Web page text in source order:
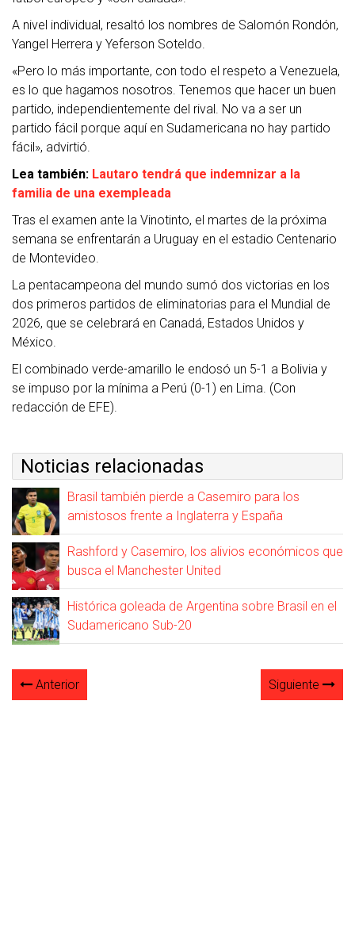
A nivel individual, resaltó los nombres de Salomón Rondón,
Yangel Herrera y Yeferson Soteldo.
«Pero lo más importante, con todo el respeto a Venezuela,
es lo que hagamos nosotros. Tenemos que hacer un buen
partido, independientemente del rival. No va a ser un
partido fácil porque aquí en Sudamericana no hay partido
fácil», advirtió.
Lea también: Lautaro tendrá que indemnizar a la
familia de una exempleada
Tras el examen ante la Vinotinto, el martes de la próxima
semana se enfrentarán a Uruguay en el estadio Centenario
de Montevideo.
La pentacampeona del mundo sumó dos victorias en los
dos primeros partidos de eliminatorias para el Mundial de
2026, que se celebrará en Canadá, Estados Unidos y
México.
El combinado verde-amarillo le endosó un 5-1 a Bolivia y
se impuso por la mínima a Perú (0-1) en Lima. (Con
redacción de EFE).
Noticias relacionadas
Brasil también pierde a Casemiro para los
amistosos frente a Inglaterra y España
Rashford y Casemiro, los alivios económicos que
busca el Manchester United
Histórica goleada de Argentina sobre Brasil en el
Sudamericano Sub-20
Anterior Siguiente